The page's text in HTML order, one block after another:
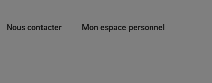
Nous contacter Mon espace personnel